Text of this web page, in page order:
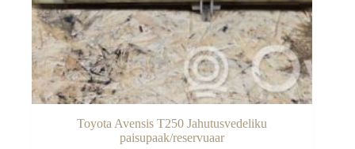
Toyota Avensis T250 Jahutusvedeliku
paisupaak/reservuaar